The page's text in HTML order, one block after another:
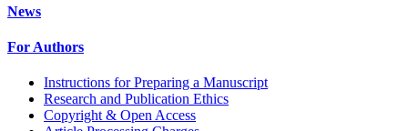
News
For Authors
Instructions for Preparing a Manuscript
Research and Publication Ethics
Copyright & Open Access